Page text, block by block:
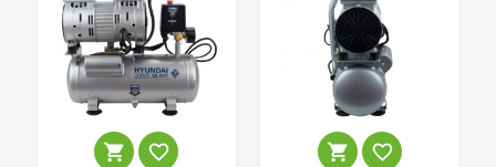
   